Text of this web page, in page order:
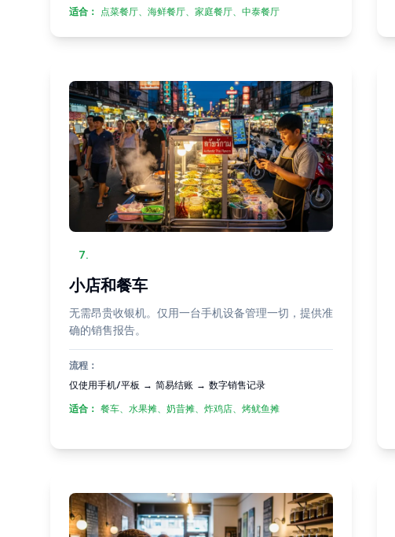
适合： 点菜餐厅、海鲜餐厅、家庭餐厅、中泰餐厅
7.
小店和餐车
无需昂贵收银机。仅用一台手机设备管理一切，提供准
确的销售报告。
流程：
仅使用手机/平板 → 简易结账 → 数字销售记录
适合： 餐车、水果摊、奶昔摊、炸鸡店、烤鱿鱼摊